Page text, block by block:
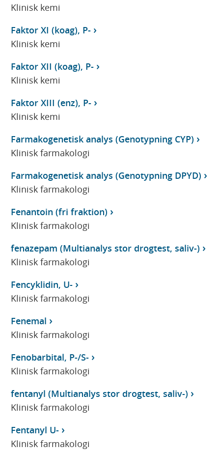
Klinisk kemi
Faktor XI (koag), P-
Klinisk kemi
Faktor XII (koag), P-
Klinisk kemi
Faktor XIII (enz), P-
Klinisk kemi
Farmakogenetisk analys (Genotypning CYP)
Klinisk farmakologi
Farmakogenetisk analys (Genotypning DPYD)
Klinisk farmakologi
Fenantoin (fri fraktion)
Klinisk farmakologi
fenazepam (Multianalys stor drogtest, saliv-)
Klinisk farmakologi
Fencyklidin, U-
Klinisk farmakologi
Fenemal
Klinisk farmakologi
Fenobarbital, P-/S-
Klinisk farmakologi
fentanyl (Multianalys stor drogtest, saliv-)
Klinisk farmakologi
Fentanyl U-
Klinisk farmakologi